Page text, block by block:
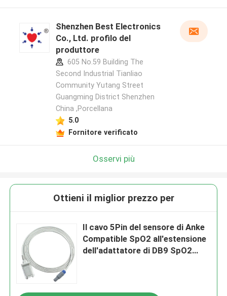
Shenzhen Best Electronics
Co., Ltd. profilo del
produttore
605 No.59 Building The
Second Industrial Tianliao
Community Yutang Street
Guangming District Shenzhen
China ,Porcellana
5.0
Fornitore verificato
Osservi più
Ottieni il miglior prezzo per
Il cavo 5Pin del sensore di Anke
Compatible SpO2 all'estensione
dell'adattatore di DB9 SpO2